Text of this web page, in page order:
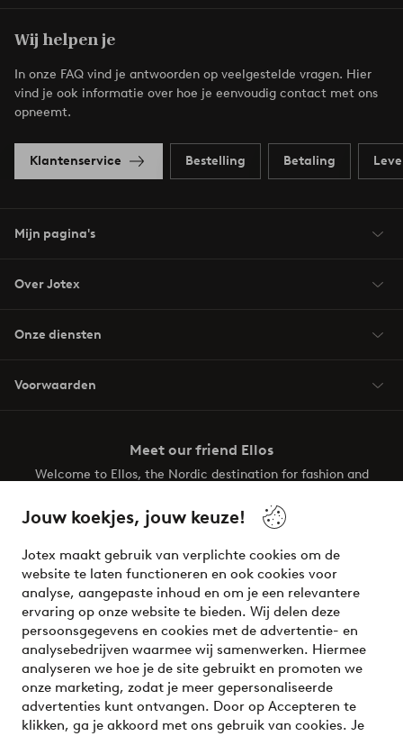
Jouw koekjes, jouw keuze!
Jotex maakt gebruik van verplichte cookies om de
website te laten functioneren en ook cookies voor
analyse, aangepaste inhoud en om je een relevantere
ervaring op onze website te bieden. Wij delen deze
persoonsgegevens en cookies met de advertentie- en
analysebedrijven waarmee wij samenwerken. Hiermee
analyseren we hoe je de site gebruikt en promoten we
onze marketing, zodat je meer gepersonaliseerde
advertenties kunt ontvangen. Door op Accepteren te
klikken, ga je akkoord met ons gebruik van cookies. Je
Wij helpen je
In onze FAQ vind je antwoorden op veelgestelde vragen. Hier
vind je ook informatie over hoe je eenvoudig contact met ons
opneemt.
Klantenservice Bestelling Betaling
Mijn pagina's
Over Jotex
Onze diensten
Voorwaarden
Meet our friend Ellos
Welcome to Ellos, the Nordic destination for fashion and
your wardrobe. Your next inspiring look is here!
Veilig betalen - Nu betalen of opsplitsen
Wil je meer weten over onze betaalopties?